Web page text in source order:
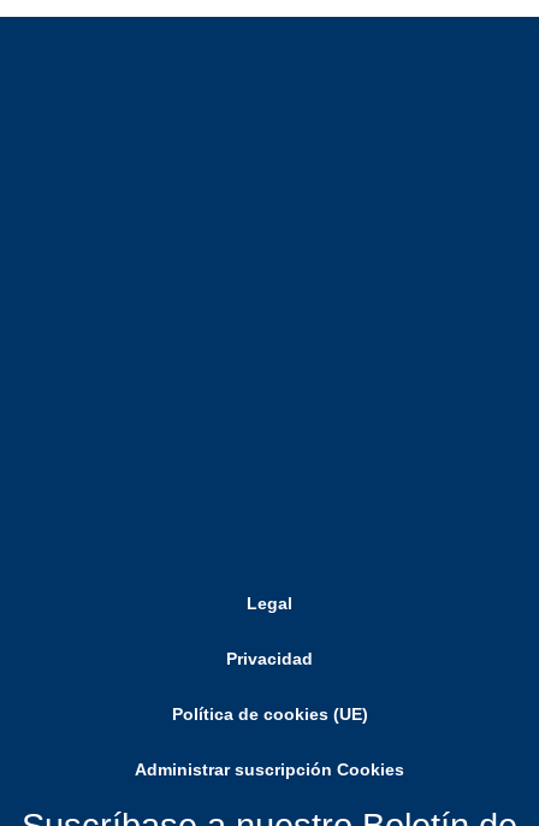
Legal
Privacidad
Política de cookies (UE)
Administrar suscripción Cookies